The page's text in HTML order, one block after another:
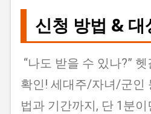
신청 방법 & 대
“나도 받을 수 있나?”
확인! 세대주/자녀/군인
법과 기간까지, 단 1분